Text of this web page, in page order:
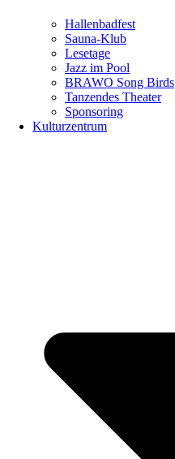
Hallenbadfest
Sauna-Klub
Lesetage
Jazz im Pool
BRAWO Song Birds
Tanzendes Theater
Sponsoring
Kulturzentrum